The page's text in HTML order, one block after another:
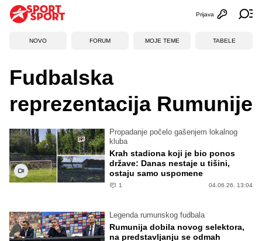
Otvori
Prijava
NOVO FORUM MOJE TEME TABELE
Fudbalska
reprezentacija Rumunije
Propadanje počelo gašenjem lokalnog
kluba
Krah stadiona koji je bio ponos
države: Danas nestaje u tišini,
ostaju samo uspomene
1 04.06.26. 13:04
Legenda rumunskog fudbala
Rumunija dobila novog selektora,
na predstavljanju se odmah